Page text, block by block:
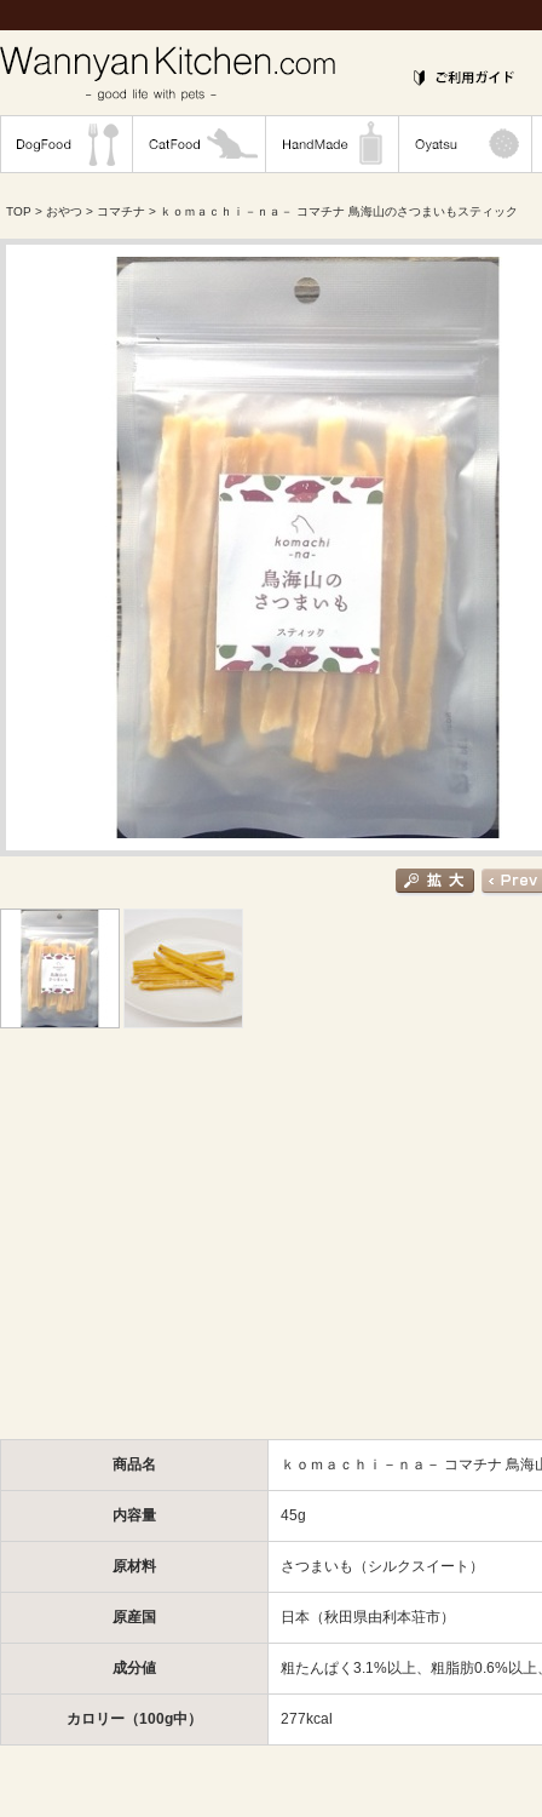
TOP > おやつ > コマチナ > ｋｏｍａｃｈｉ－ｎａ－ コマチナ 鳥海山のさつまいもスティック
商品名 ｋｏｍａｃｈｉ－ｎａ－ コマチナ 鳥
内容量 45g
原材料 さつまいも（シルクスイート）
原産国 日本（秋田県由利本荘市）
成分値 粗たんぱく3.1%以上、粗脂肪0.6%以
カロリー（100g中） 277kcal